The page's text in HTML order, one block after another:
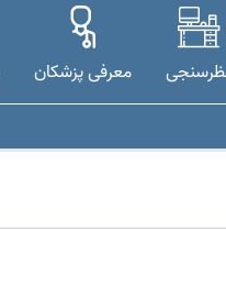
معرفی پزشکان